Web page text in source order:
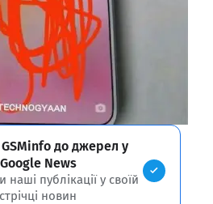
до джерел у
Google News
публікації у своїй
стрічці новин